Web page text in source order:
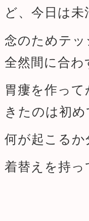
ど、今日は
念のためテ
全然間に合
胃瘻を作っ
きたのは初め
何が起こる
着替えを持